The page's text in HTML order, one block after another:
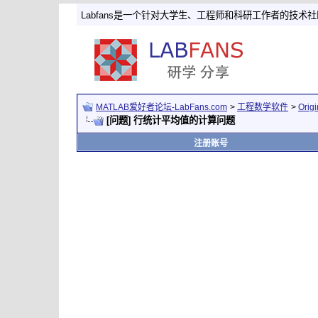
Labfans是一个针对大学生、工程师和科研工作者的技术社
MATLAB爱好者论坛-LabFans.com > 工程数学软件 >
[问题] 行统计平均值的计算问题
注册账号